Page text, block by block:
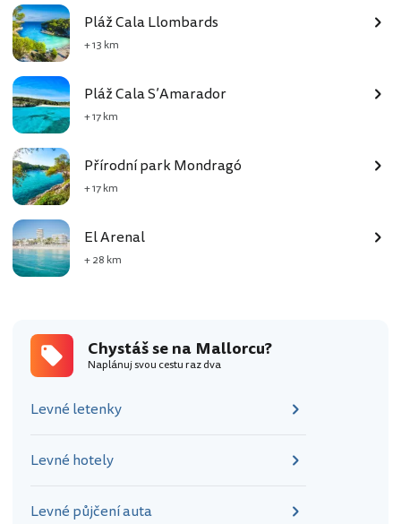
Pláž Cala Llombards
+ 13 km
Pláž Cala S’Amarador
+ 17 km
Přírodní park Mondragó
+ 17 km
El Arenal
+ 28 km
Chystáš se na Mallorcu?
Naplánuj svou cestu raz dva
Levné letenky
Levné hotely
Levné půjčení auta